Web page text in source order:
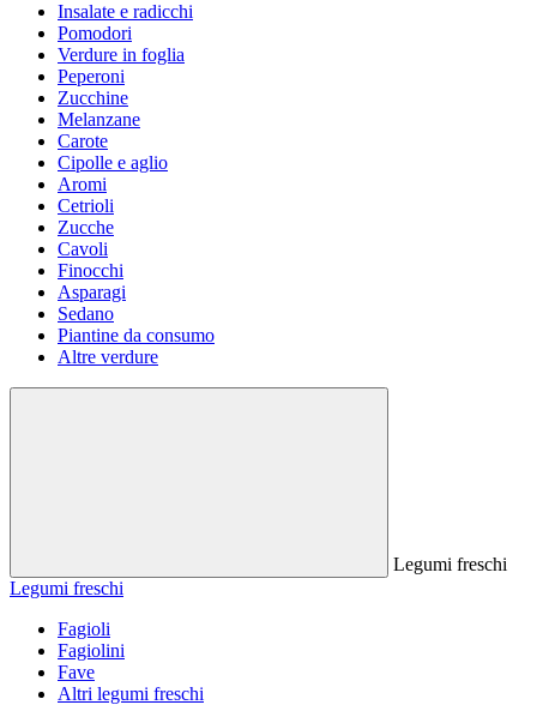
Insalate e radicchi
Pomodori
Verdure in foglia
Peperoni
Zucchine
Melanzane
Carote
Cipolle e aglio
Aromi
Cetrioli
Zucche
Cavoli
Finocchi
Asparagi
Sedano
Piantine da consumo
Altre verdure
Legumi freschi
Legumi freschi
Fagioli
Fagiolini
Fave
Altri legumi freschi